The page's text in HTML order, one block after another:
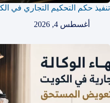
تنفيذ حكم التحكيم التجاري في
أغسطس 4, 2026